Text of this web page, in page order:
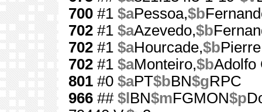
700 #1 $aPessoa,$b
702 #1 $aAzevedo,$b
702 #1 $aHourcade,$b
702 #1 $aMonteiro,$bAdolfo
801 #0 $aPT$bBN$gRPC
966 ## $l BN$mFGMON$p